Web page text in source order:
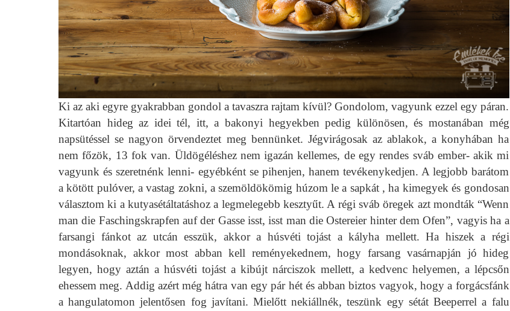
Ki az aki egyre gyakrabban gondol a tavaszra rajtam kívül? Gondolom, vagyunk ezzel egy páran.
Kitartóan hideg az idei tél, itt, a bakonyi hegyekben pedig különösen, és mostanában még
napsütéssel se nagyon örvendeztet meg bennünket. Jégvirágosak az ablakok, a konyhában ha
nem főzök, 13 fok van. Üldögéléshez nem igazán kellemes, de egy rendes sváb ember- akik mi
vagyunk és szeretnénk lenni- egyébként se pihenjen, hanem tevékenykedjen. A legjobb barátom
a kötött pulóver, a vastag zokni, a szemöldökömig húzom le a sapkát , ha kimegyek és gondosan
választom ki a kutyasétáltatáshoz a legmelegebb kesztyűt. A régi sváb öregek azt mondták “Wenn
man die Faschingskrapfen auf der Gasse isst, isst man die Ostereier hinter dem Ofen”, vagyis ha a
farsangi fánkot az utcán esszük, akkor a húsvéti tojást a kályha mellett. Ha hiszek a régi
mondásoknak, akkor most abban kell reményekednem, hogy farsang vasárnapján jó hideg
legyen, hogy aztán a húsvéti tojást a kibújt nárciszok mellett, a kedvenc helyemen, a lépcsőn
ehessem meg. Addig azért még hátra van egy pár hét és abban biztos vagyok, hogy a forgácsfánk
a hangulatomon jelentősen fog javítani.Mielőtt nekiállnék, teszünk egy sétát Beeperrel a falu